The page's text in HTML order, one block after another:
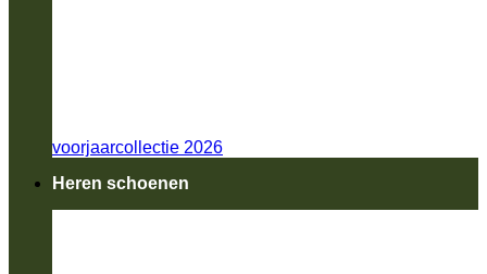
voorjaarcollectie 2026
Heren schoenen